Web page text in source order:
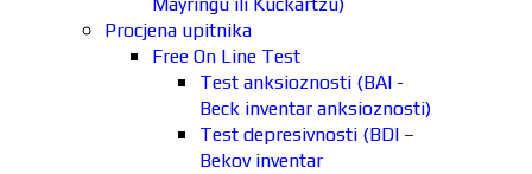
Procjena upitnika
Free On Line Test
Test anksioznosti (BAI -
Beck inventar anksioznosti)
Test depresivnosti (BDI –
Bekov inventar